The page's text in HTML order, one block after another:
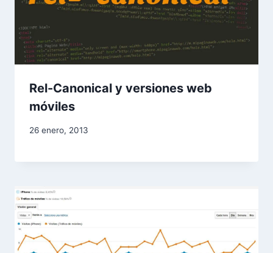
Rel-Canonical y versiones web
móviles
26 enero, 2013